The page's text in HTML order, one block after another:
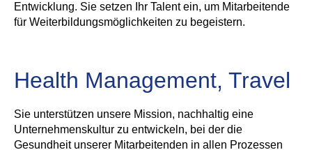
Entwicklung. Sie setzen Ihr Talent ein, um Mitarbeitende
für Weiterbildungsmöglichkeiten zu begeistern.
Health Management, Travel
Sie unterstützen unsere Mission, nachhaltig eine
Unternehmenskultur zu entwickeln, bei der die
Gesundheit unserer Mitarbeitenden in allen Prozessen